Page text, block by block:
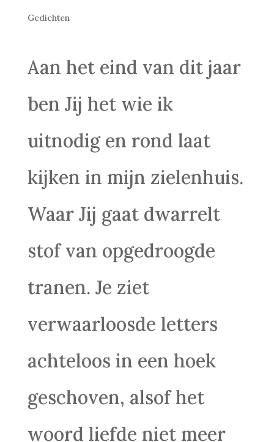
Gedichten
Aan het eind van dit jaar
ben Jij het wie ik
uitnodig en rond laat
kijken in mijn zielenhuis.
Waar Jij gaat dwarrelt
stof van opgedroogde
tranen. Je ziet
verwaarloosde letters
achteloos in een hoek
geschoven, alsof het
woord liefde niet meer